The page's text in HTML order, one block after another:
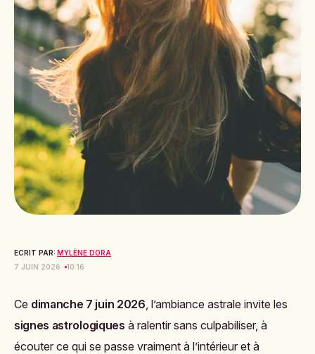
ECRIT PAR: MYLÈNE DORA
7 JUIN 2026
10:16
Ce dimanche 7 juin 2026, l’ambiance astrale invite les
signes astrologiques à ralentir sans culpabiliser, à
écouter ce qui se passe vraiment à l’intérieur et à